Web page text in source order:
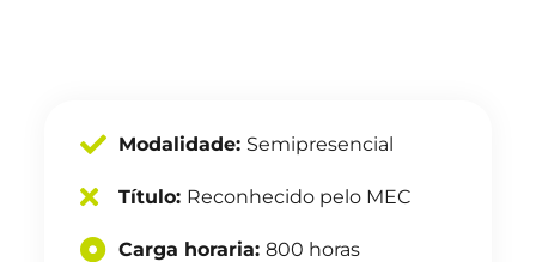
Modalidade: Semipresencial
Título: Reconhecido pelo MEC
Carga horaria:800 horas